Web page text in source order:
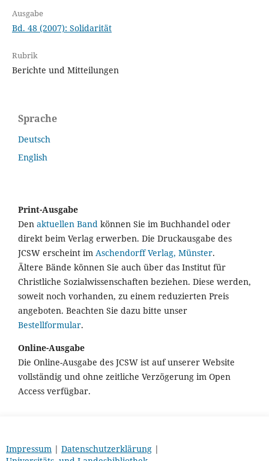
Ausgabe
Bd. 48 (2007): Solidarität
Rubrik
Berichte und Mitteilungen
Sprache
Deutsch
English
Print-Ausgabe
Den aktuellen Band können Sie im Buchhandel oder
direkt beim Verlag erwerben. Die Druckausgabe des
JCSW erscheint im Aschendorff Verlag, Münster.
Ältere Bände können Sie auch über das Institut für
Christliche Sozialwissenschaften beziehen. Diese werden,
soweit noch vorhanden, zu einem reduzierten Preis
angeboten. Beachten Sie dazu bitte unser
Bestellformular.
Online-Ausgabe
Die Online-Ausgabe des JCSW ist auf unserer Website
vollständig und ohne zeitliche Verzögerung im Open
Access verfügbar.
Impressum| Datenschutzerklärung|